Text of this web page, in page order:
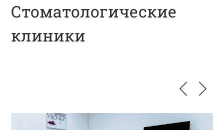
Стоматологические
клиники